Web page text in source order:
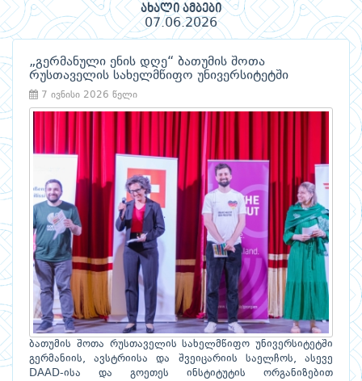
ახალი ამბები
07.06.2026
„გერმანული ენის დღე“ ბათუმის შოთა
რუსთაველის სახელმწიფო უნივერსიტეტში
7 ივნისი 2026 წელი
ბათუმის შოთა რუსთაველის სახელმწიფო უნივერსიტეტში
გერმანიის, ავსტრიისა და შვეიცარიის საელჩოს, ასევე
DAAD-ისა და გოეთეს ინსტიტუტის ორგანიზებით